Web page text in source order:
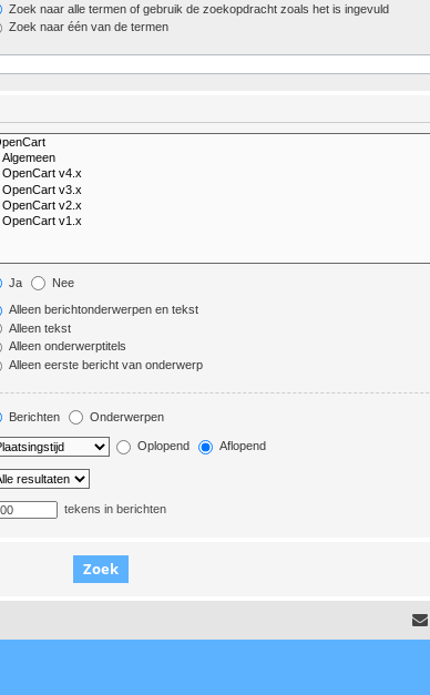
Zoek naar alle termen of gebruik de zoekopdracht zoals het is ingevuld
Zoek naar één van de termen
Ja Nee
Alleen berichtonderwerpen en tekst
Alleen tekst
Alleen onderwerptitels
Alleen eerste bericht van onderwerp
Berichten Onderwerpen
Oplopend Aflopend
tekens in berichten